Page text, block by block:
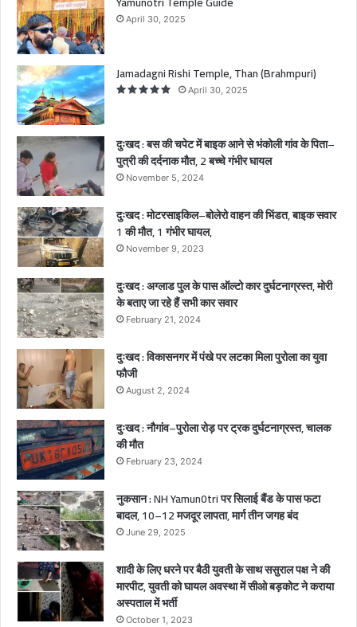
गां
व
ता
–
पु
की
द
र्द
क
मौ
त
ब
र
य
April 30, 2025
Jamadagni Rishi Temple, Than (Brahmpuri)
April 30, 2025
दुःखद : बस की चपेट में बाइक आने से भंकोली गांव के पिता–
पुत्री की दर्दनाक मौत, 2 बच्चे गंभीर घायल
November 5, 2024
दुःखद : मोटरसाइकिल–बोलेरो वाहन की भिंडत, बाइक सवार
1 की मौत, 1 गंभीर घायल,
November 9, 2023
दुःखद : अग्लाड पुल के पास ऑल्टो कार दुर्घटनाग्रस्त, मोरी
के बताए जा रहे हैं सभी कार सवार
February 21, 2024
दुःखद : विकासनगर में पंखे पर लटका मिला पुरोला का युवा
फौजी
August 2, 2024
दुःखद : नौगांव–पुरोला रोड़ पर ट्रक दुर्घटनाग्रस्त, चालक
की मौत
February 23, 2024
नुकसान : NH Yamun0tri पर सिलाई बैंड के पास फटा
बादल, 10–12 मजदूर लापता, मार्ग तीन जगह बंद
June 29, 2025
शादी के लिए धरने पर बैठी युवती के साथ ससुराल पक्ष ने की
मारपीट, युवती को घायल अवस्था में सीओ बड़कोट ने कराया
अस्पताल में भर्ती
October 1, 2023